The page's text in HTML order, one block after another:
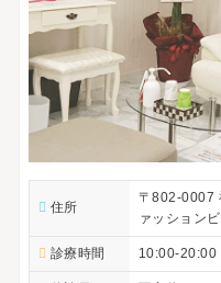
住所
〒802-0007
ァッション
診療時間 10:00-20:00